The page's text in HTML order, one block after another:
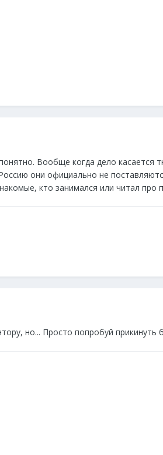
Вообще когда дело касается
они официально не
кто занимался или читал про
но... Просто попробуй прикинуть